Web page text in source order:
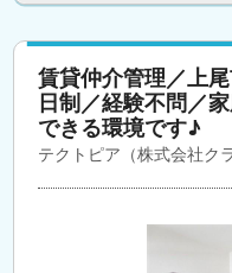
賃貸仲介管理／上
日制／経験不問／
できる環境です♪
テクトピア（株式会社ク